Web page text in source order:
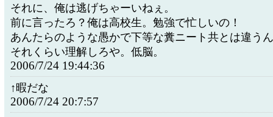
それに、俺は逃げちゃーいねぇ。
前に言ったろ？俺は高校生。勉強で忙しいの！
あんたらのような愚かで下等な糞ニート共とは違う
それくらい理解しろや。低脳。
2006/7/24 19:44:36
↑暇だな
2006/7/24 20:7:57